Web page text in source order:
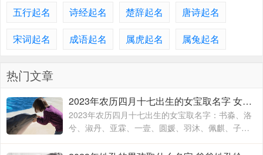
五行起名
诗经起名 楚辞起名
唐诗起名
宋词起名
成语起名 属虎起名 属兔起名
热门文章
2023年农历四月十七出生的女宝取名字 女宝宝名字大全2023属兔
2023年农历四月十七出生的女宝取名字：书淼、洛
兮、淑丹、亚霖、一壹、圆媛、羽沐、佩麒、子
卉、冰馨、伶瑶、青霖、翠云、雯雨、可菡、宸